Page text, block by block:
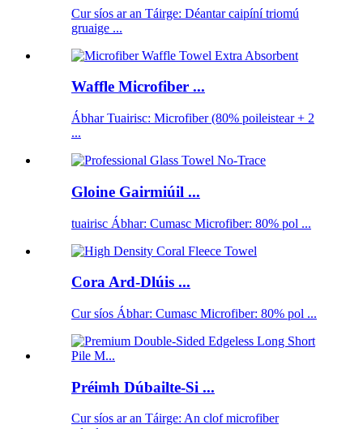
Cur síos ar an Táirge: Déantar caipíní triomú
gruaige ...
Waffle Microfiber ...
Ábhar Tuairisc: Microfiber (80% poileistear + 2
...
Gloine Gairmiúil ...
tuairisc Ábhar: Cumasc Microfiber: 80% pol ...
Cora Ard-Dlúis ...
Cur síos Ábhar: Cumasc Microfiber: 80% pol ...
Préimh Dúbailte-Si ...
Cur síos ar an Táirge: An clof microfiber